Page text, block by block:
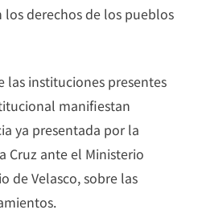
derechos de los pueblos
las instituciones presentes
manifiestan
ya presentada por la
Cruz ante el Ministerio
de Velasco, sobre las